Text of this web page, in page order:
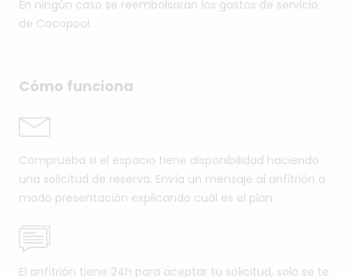
En ningún caso se reembolsaran los gastos de servicio
de Cocopool.
Cómo funciona
Comprueba si el espacio tiene disponibilidad haciendo
una solicitud de reserva. Envía un mensaje al anfitrión a
modo presentación explicando cuál es el plan.
El anfitrión tiene 24h para aceptar tu solicitud, solo se te